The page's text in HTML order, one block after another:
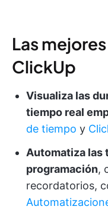
Las
ClickUp
Visualiza las
tiempo real
de tiempo y
Automatiza las
programación,
recordatorios,